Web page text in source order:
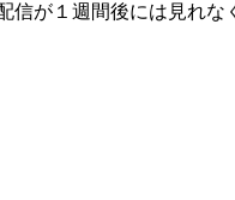
が１週間後には見れ